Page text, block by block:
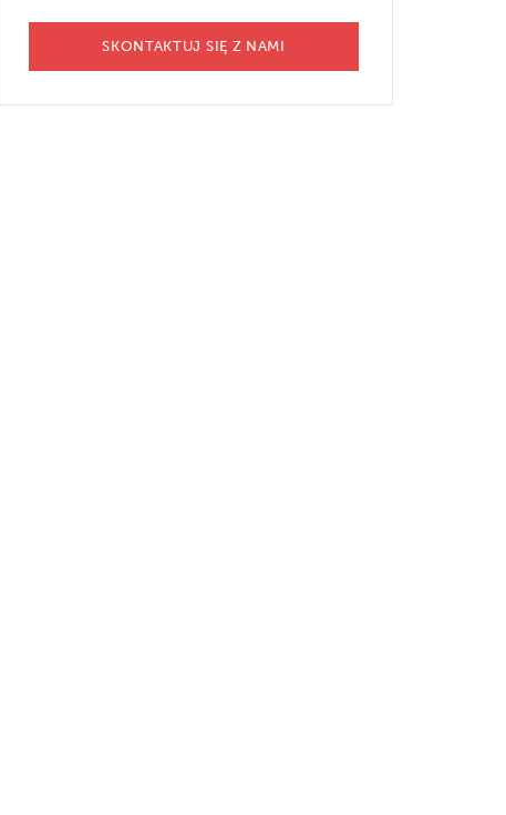
SKONTAKTUJ SIĘ Z NAMI